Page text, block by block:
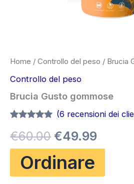
Home / Controllo del peso / Brucia
Controllo del peso
Brucia Gusto gommose
su 5 su
base di
recensioni
(6 recensioni dei
€60.00 Il
prezzo
originale
€49.99
attuale
Ordinare